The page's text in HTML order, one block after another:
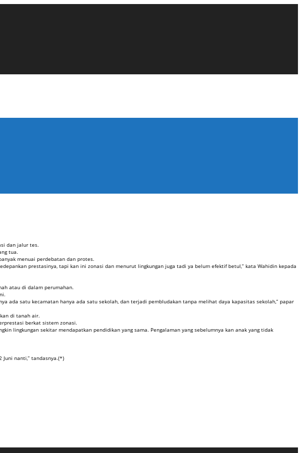
dan jalur tes.
tua.
menuai perdebatan dan protes.
prestasinya, tapi kan ini zonasi dan menurut lingkungan juga tadi ya belum efektif betul,” kata Wahidin kepada
atau di dalam perumahan.
ada satu kecamatan hanya ada satu sekolah, dan terjadi pembludakan tanpa melihat daya kapasitas sekolah,” papar
di tanah air.
berkat sistem zonasi.
lingkungan sekitar mendapatkan pendidikan yang sama. Pengalaman yang sebelumnya kan anak yang tidak
Juni nanti,” tandasnya.(*)